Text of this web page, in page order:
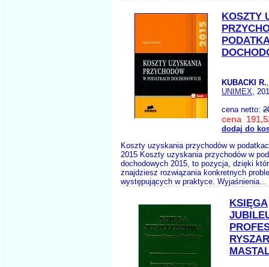
KOSZTY
KUBACKI R.
UNIMEX,
cena netto:
cena
dodaj do
Koszty uzyskania przychodów w
2015 Koszty uzyskania przychodów w
dochodowych 2015, to pozycja, dzięki
znajdziesz rozwiązania konkretnych
występujących w praktyce. Wyjaśnienia...
KSIĘGA